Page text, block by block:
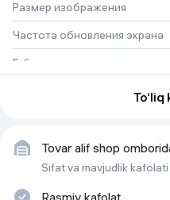
Размер изображения
Частота обновления экрана
Габариты
Версия ОС на начало продаж
Процессор
Геопозиционирование
To‘liq
Tovar alif shop
Sifat va mavjudlik kafolati
Rasmiy kafolat